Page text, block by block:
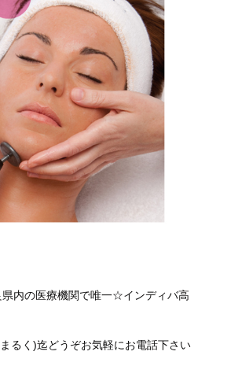
内の医療機関で唯一☆インディバ高
るく)迄どうぞお気軽にお電話下さい